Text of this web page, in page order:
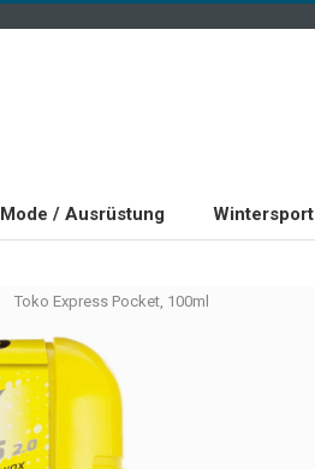
Mode / Ausrüstung Wintersport
Toko Express Pocket, 100ml